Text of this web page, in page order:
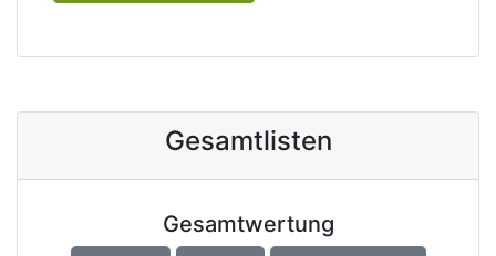
Gesamtlisten
Gesamtwertung